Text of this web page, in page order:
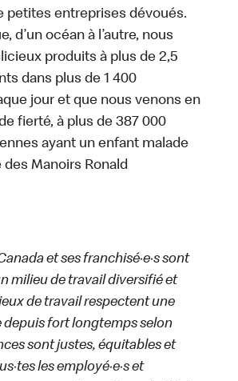
petites entreprises dévoués.
d’un océan à l’autre, nous
produits à plus de 2,5
dans plus de 1 400
jour et que nous venons en
fierté, à plus de 387 000
ayant un enfant malade
des Manoirs Ronald
et ses franchisé·e·s sont
milieu de travail diversifié et
de travail respectent une
fort longtemps selon
sont justes, équitables et
les employé·e·s et